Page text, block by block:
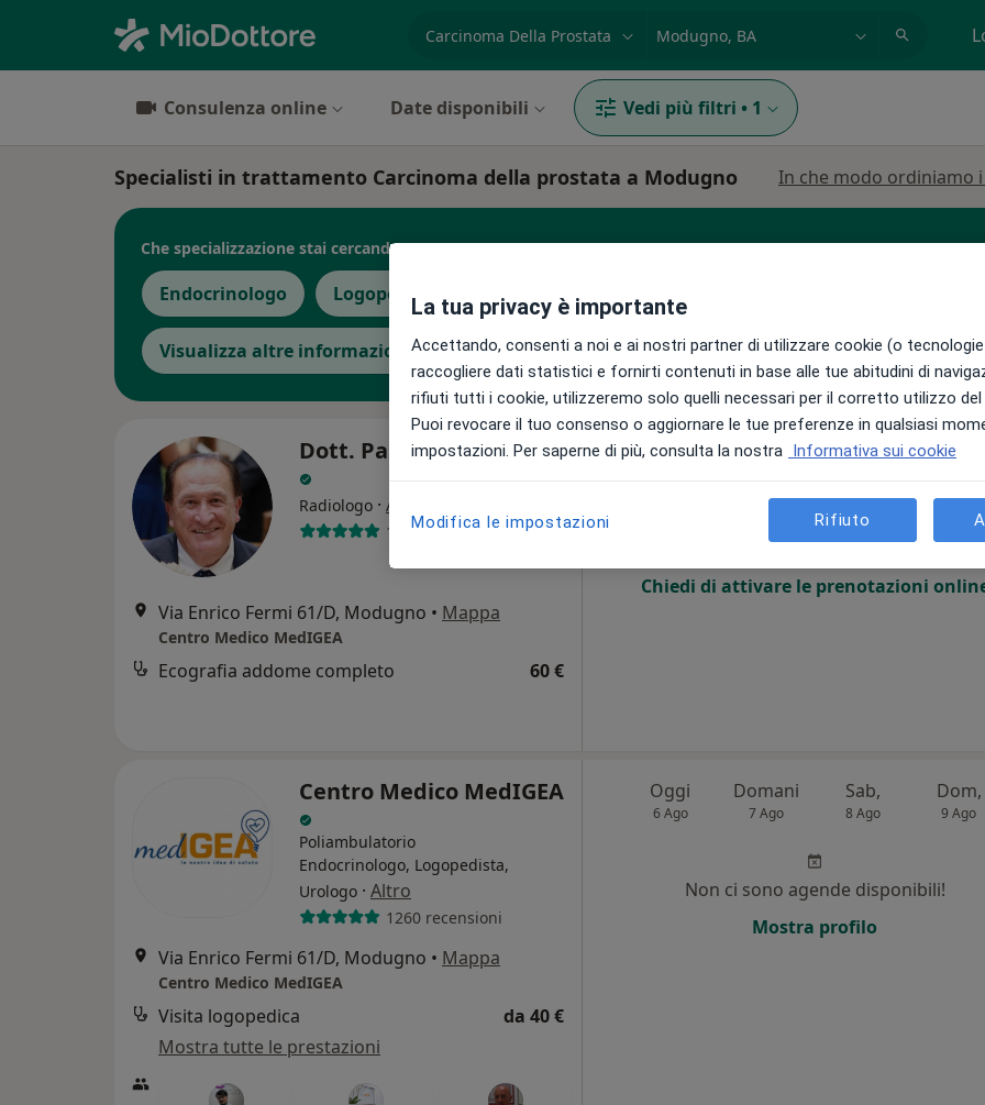
Consulenza online Date disponibili Vedi più filtri • 1
Specialisti in trattamento Carcinoma della prostata a Modugno In che modo ordiniamo
Che specializzazione stai cercando?
Endocrinologo Logopedista Urologo Dentista
Visualizza altre informazioni
Dott. Pasquale Lorusso
Radiologo · Altro
142 recensioni
Via Enrico Fermi 61/D, Modugno • Mappa
Centro Medico MedIGEA
Ecografia addome completo 60 €
Oggi Domani Sab, Dom,
Non ci sono agende disponibili!
Chiedi di attivare le prenotazioni
Centro Medico MedIGEA
Poliambulatorio
Endocrinologo, Logopedista,
Urologo · Altro
1260 recensioni
Via Enrico Fermi 61/D, Modugno • Mappa
Centro Medico MedIGEA
Visita logopedica
da 40 €
Mostra tutte le prestazioni
Oggi
6 Ago
Domani
7 Ago
Sab,
8 Ago
Dom,
9 Ago
Non ci sono agende disponibili!
Mostra profilo
La tua privacy è importante
Accettando, consenti a noi e ai nostri partner di utilizzare cookie (o
raccogliere dati statistici e fornirti contenuti in base alle tue abitudini di
rifiuti tutti i cookie, utilizzeremo solo quelli necessari per il corretto utilizzo
Puoi revocare il tuo consenso o aggiornare le tue preferenze in qualsiasi
impostazioni. Per saperne di più, consulta la nostra Informativa sui cookie
Modifica le impostazioni Rifiuto